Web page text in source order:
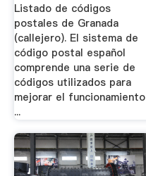
Listado de códigos
postales de Granada
(callejero). El sistema de
código postal español
comprende una serie de
códigos utilizados para
mejorar el funcionamiento
...